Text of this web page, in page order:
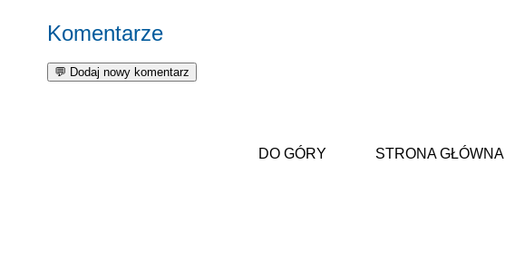
Komentarze
DO GÓRY STRONA GŁÓWNA